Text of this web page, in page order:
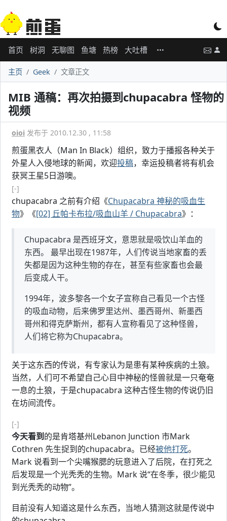
首页 树洞 无聊图 鱼塘 热榜 大吐槽
主页 Geek 文章正文
MIB 通稿：再次拍摄到chupacabra 怪物的
视频
oioi 发布于 2010.12.30 , 11:58
煎蛋黑衣人（Man In Black）组织，致力于播报各种关于
外星人入侵地球的新闻，欢迎投稿，幸运投稿者将有机会
获冥王星5日游噢。
[-]
chupacabra 之前有介绍《Chupacabra 神秘的吸血生
物》《[02] 丘帕卡布拉/吸血山羊 / Chupacabra》：
Chupacabra 是西班牙文，意思就是吸饮山羊血的
东西。 最早出现在1987年，人们传说当地家畜的丢
失都是因为这种生物的存在，甚至有些家畜也会最
后变成人干。
1994年，波多黎各一个女子宣称自己看见一个古怪
的吸血动物，后来佛罗里达州、墨西哥州、新墨西
哥州和得克萨斯州，都有人宣称看见了这种怪兽，
人们将它称为Chupacabra。
关于这东西的传说，有专家认为是患有某种疾病的土狼。
当然，人们可不希望自己心目中神秘的怪兽就是一只奄奄
一息的土狼，于是chupacabra 这种古怪生物的传说仍旧
在坊间流传。
[-]
今天看到的是肯塔基州Lebanon Junction 市Mark
Cothren 先生捉到的chupacabra。已经被他打死。
Mark 说看到一个尖嘴猴腮的玩意进入了后院，在打死之
后发现是一个光秃秃的生物。Mark 说“在冬季，很少能见
到光秃秃的动物”。
目前没有人知道这是什么东西，当地人猜测这就是传说中